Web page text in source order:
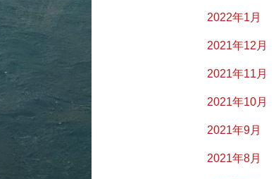
2022年1月
2021年12月
2021年11月
2021年10月
2021年9月
2021年8月